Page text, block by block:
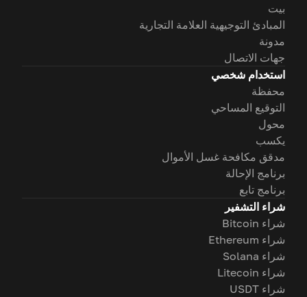
بيت
المبادئ التوجيهية العلامة التجارية
مدونة
جهات الاتصال
استخدام شخصي
محفظة
التوقيع المساحي
محول
يكسب
مدقق مكافحة غسل الأموال
برنامج الإحالة
برنامج تابع
شراء التشفير
شراء Bitcoin
شراء Ethereum
شراء Solana
شراء Litecoin
شراء USDT